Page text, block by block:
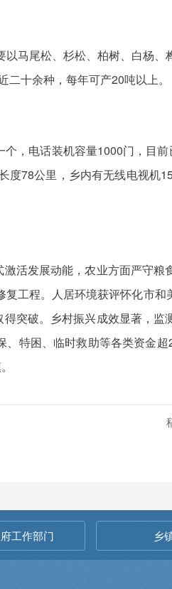
马尾松、杉松、柏树、白杨、
十余种，每年可产20吨以上。
，电话装机容量1000门，目
78公里，乡内有无线电视机
活发展动能，农业方面严守粮
工程。人居环境获评怀化市
突破。乡村振兴成效显著，监
特困、临时救助等各类资金
工作部门 乡